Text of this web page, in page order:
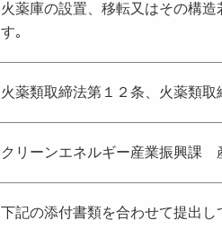
火薬庫の設置、移転又はその構
す｡
火薬類取締法第１２条、火薬類
クリーンエネルギー産業振興課
下記の添付書類を合わせて提出し